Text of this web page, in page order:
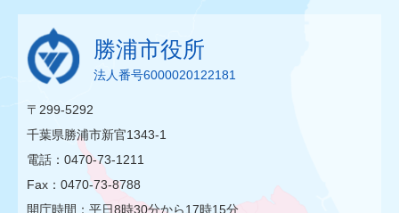
勝浦市役所
法人番号6000020122181
〒299-5292
千葉県勝浦市新官1343-1
電話：0470-73-1211
Fax：0470-73-8788
開庁時間：平日8時30分から17時15分